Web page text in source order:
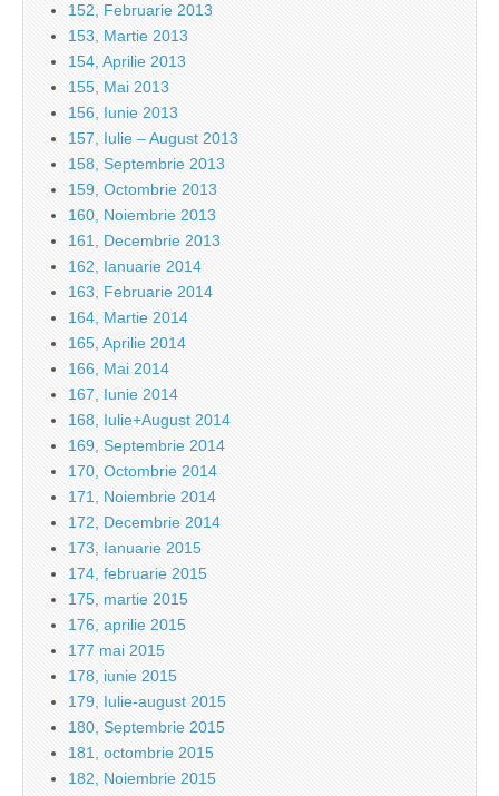
152, Februarie 2013
153, Martie 2013
154, Aprilie 2013
155, Mai 2013
156, Iunie 2013
157, Iulie – August 2013
158, Septembrie 2013
159, Octombrie 2013
160, Noiembrie 2013
161, Decembrie 2013
162, Ianuarie 2014
163, Februarie 2014
164, Martie 2014
165, Aprilie 2014
166, Mai 2014
167, Iunie 2014
168, Iulie+August 2014
169, Septembrie 2014
170, Octombrie 2014
171, Noiembrie 2014
172, Decembrie 2014
173, Ianuarie 2015
174, februarie 2015
175, martie 2015
176, aprilie 2015
177 mai 2015
178, iunie 2015
179, Iulie-august 2015
180, Septembrie 2015
181, octombrie 2015
182, Noiembrie 2015